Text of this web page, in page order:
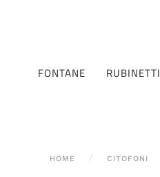
FONTANE RUBINETTI
HOME CITOFONI